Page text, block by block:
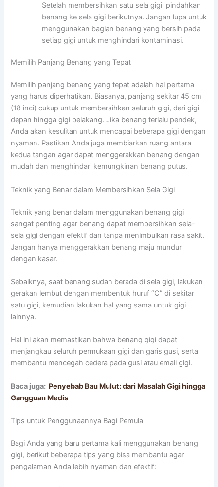
Setelah membersihkan satu sela gigi, pindahkan
benang ke sela gigi berikutnya. Jangan lupa untuk
menggunakan bagian benang yang bersih pada
setiap gigi untuk menghindari kontaminasi.
Memilih Panjang Benang yang Tepat
Memilih panjang benang yang tepat adalah hal pertama
yang harus diperhatikan. Biasanya, panjang sekitar 45 cm
(18 inci) cukup untuk membersihkan seluruh gigi, dari gigi
depan hingga gigi belakang. Jika benang terlalu pendek,
Anda akan kesulitan untuk mencapai beberapa gigi dengan
nyaman. Pastikan Anda juga membiarkan ruang antara
kedua tangan agar dapat menggerakkan benang dengan
mudah dan menghindari kemungkinan benang putus.
Teknik yang Benar dalam Membersihkan Sela Gigi
Teknik yang benar dalam menggunakan benang gigi
sangat penting agar benang dapat membersihkan sela-
sela gigi dengan efektif dan tanpa menimbulkan rasa sakit.
Jangan hanya menggerakkan benang maju mundur
dengan kasar.
Sebaiknya, saat benang sudah berada di sela gigi, lakukan
gerakan lembut dengan membentuk huruf “C” di sekitar
satu gigi, kemudian lakukan hal yang sama untuk gigi
lainnya.
Hal ini akan memastikan bahwa benang gigi dapat
menjangkau seluruh permukaan gigi dan garis gusi, serta
membantu mencegah cedera pada gusi atau email gigi.
Baca juga: Penyebab Bau Mulut: dari Masalah Gigi hingga
Gangguan Medis
Tips untuk Penggunaannya Bagi Pemula
Bagi Anda yang baru pertama kali menggunakan benang
gigi, berikut beberapa tips yang bisa membantu agar
pengalaman Anda lebih nyaman dan efektif: